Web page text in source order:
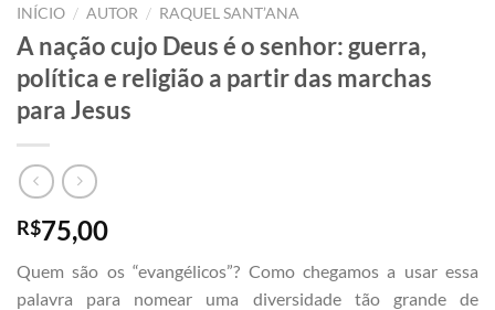
INÍCIO / AUTOR / RAQUEL SANT’ANA
A nação cujo Deus é o senhor: guerra,
política e religião a partir das marchas
para Jesus
R$75,00
Quem são os “evangélicos”? Como chegamos a usar essa
palavra para nomear uma diversidade tão grande de